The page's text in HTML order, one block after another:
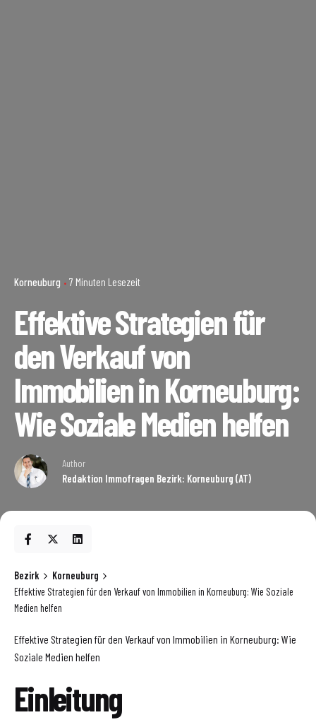
Korneuburg 7 Minuten Lesezeit
Effektive Strategien für
den Verkauf von
Immobilien in Korneuburg:
Wie Soziale Medien helfen
Author
Redaktion Immofragen Bezirk: Korneuburg (AT)
Bezirk
Korneuburg
Effektive Strategien für den Verkauf von Immobilien in Korneuburg: Wie Soziale
Medien helfen
Effektive Strategien für den Verkauf von Immobilien in Korneuburg: Wie
Soziale Medien helfen
Einleitung